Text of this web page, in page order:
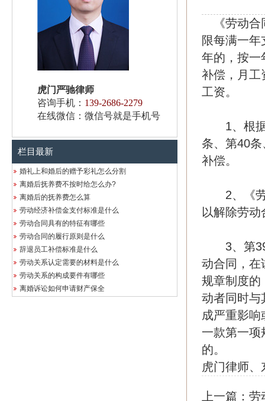
虎门严驰律师
咨询手机： 139-2686-2279
在线微信：微信号就是手机号
栏目最新
婚礼上和婚后的赠予彩礼怎么分割
离婚后抚养费不按时给怎么办?
离婚后的抚养费怎么算
劳动经济补偿金支付标准是什么
劳动合同具有的特征有哪些
劳动合同的履行原则是什么
辞退员工补偿标准是什么
劳动关系认定需要的材料是什么
劳动关系的构成要件有哪些
离婚诉讼如何申请财产保全
《劳动合
限每满一
年的，按一
补偿，月工
工资。
1、根据
条、第40
补偿。
2、《劳
以解除劳动
3、第39
动合同，在
规章制度的
动者同时与
成严重影
一款第一项
的。
虎门律师、
上一篇： 劳